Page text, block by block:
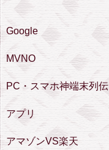
Google
MVNO
PC・スマホ神端末列伝
アプリ
アマゾンVS楽天